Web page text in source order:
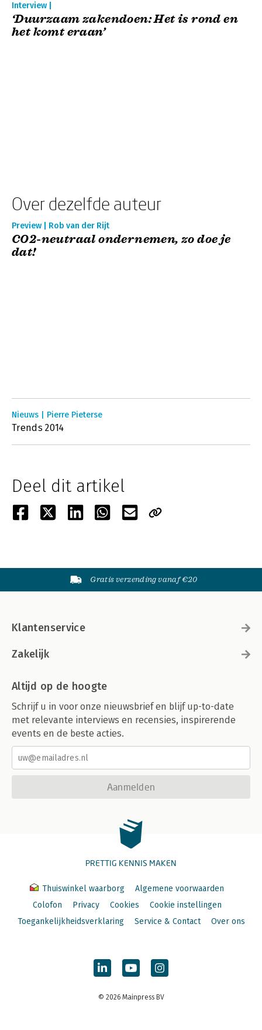
Interview |
‘Duurzaam zakendoen: Het is rond en
het komt eraan’
Over dezelfde auteur
Preview | Rob van der Rijt
CO2-neutraal ondernemen, zo doe je
dat!
Nieuws | Pierre Pieterse
Trends 2014
Deel dit artikel
Gratis verzending vanaf €20
Klantenservice
Zakelijk
Altijd op de hoogte
Schrijf u in voor onze nieuwsbrief en blijf up-to-date
met relevante interviews en recensies, inspirerende
events en de beste acties.
Aanmelden
PRETTIG KENNIS MAKEN
Thuiswinkel waarborg
Algemene voorwaarden
Colofon
Privacy Cookies
Cookie instellingen
Toegankelijkheidsverklaring
Service & Contact Over ons
© 2026 Mainpress BV